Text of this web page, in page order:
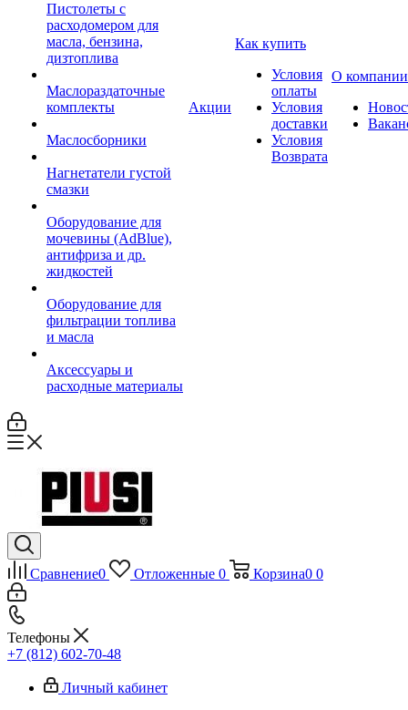
Пистолеты с
расходомером для
масла, бензина,
дизтоплива
Маслораздаточные
комплекты
Маслосборники
Нагнетатели густой
смазки
Оборудование для
мочевины (AdBlue),
антифриза и др.
жидкостей
Оборудование для
фильтрации топлива
и масла
Аксессуары и
расходные материалы
Акции
Как купить
Условия
оплаты
Условия
доставки
Условия
Возврата
О компании
Сравнение0 Отложенные 0 Корзина0 0
Телефоны
+7 (812) 602-70-48
Личный кабинет